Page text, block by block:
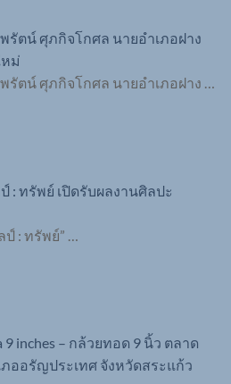
รัตน์ ศุภกิจโกศล นายอำเภอฝาง
หม่
รัตน์ ศุภกิจโกศล นายอำเภอฝาง …
: ทรัพย์ เปิดรับผลงานศิลปะ
ป์ : ทรัพย์”
9 inches – กล้วยทอด 9 นิ้ว ตลาด
ภออรัญประเทศ จังหวัดสระแก้ว